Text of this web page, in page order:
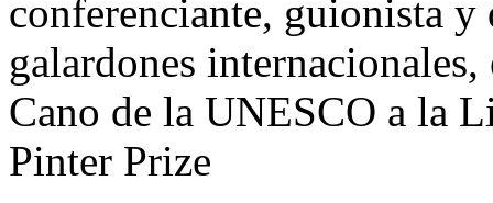
conferenciante, guionista
galardones
Cano de la UNESCO a la
Pinter Prize